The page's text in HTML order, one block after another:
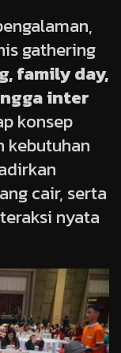
gathering
family day,
inter
konsep
kebutuhan
cair, serta
nyata